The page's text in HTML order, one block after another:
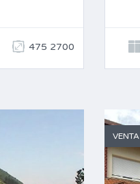
475 2700
VENTA